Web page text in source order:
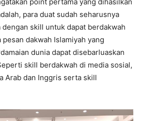
para duat sudah seharusnya
skill untuk dapat berdakwah
dakwah Islamiyah yang
dunia dapat disebarluaskan
skill berdakwah di media sosial,
Arab dan Inggris serta skill